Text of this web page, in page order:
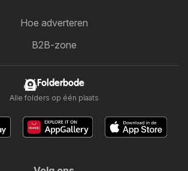
Hoe adverteren
B2B-zone
Folderbode
Alle folders op één plaats